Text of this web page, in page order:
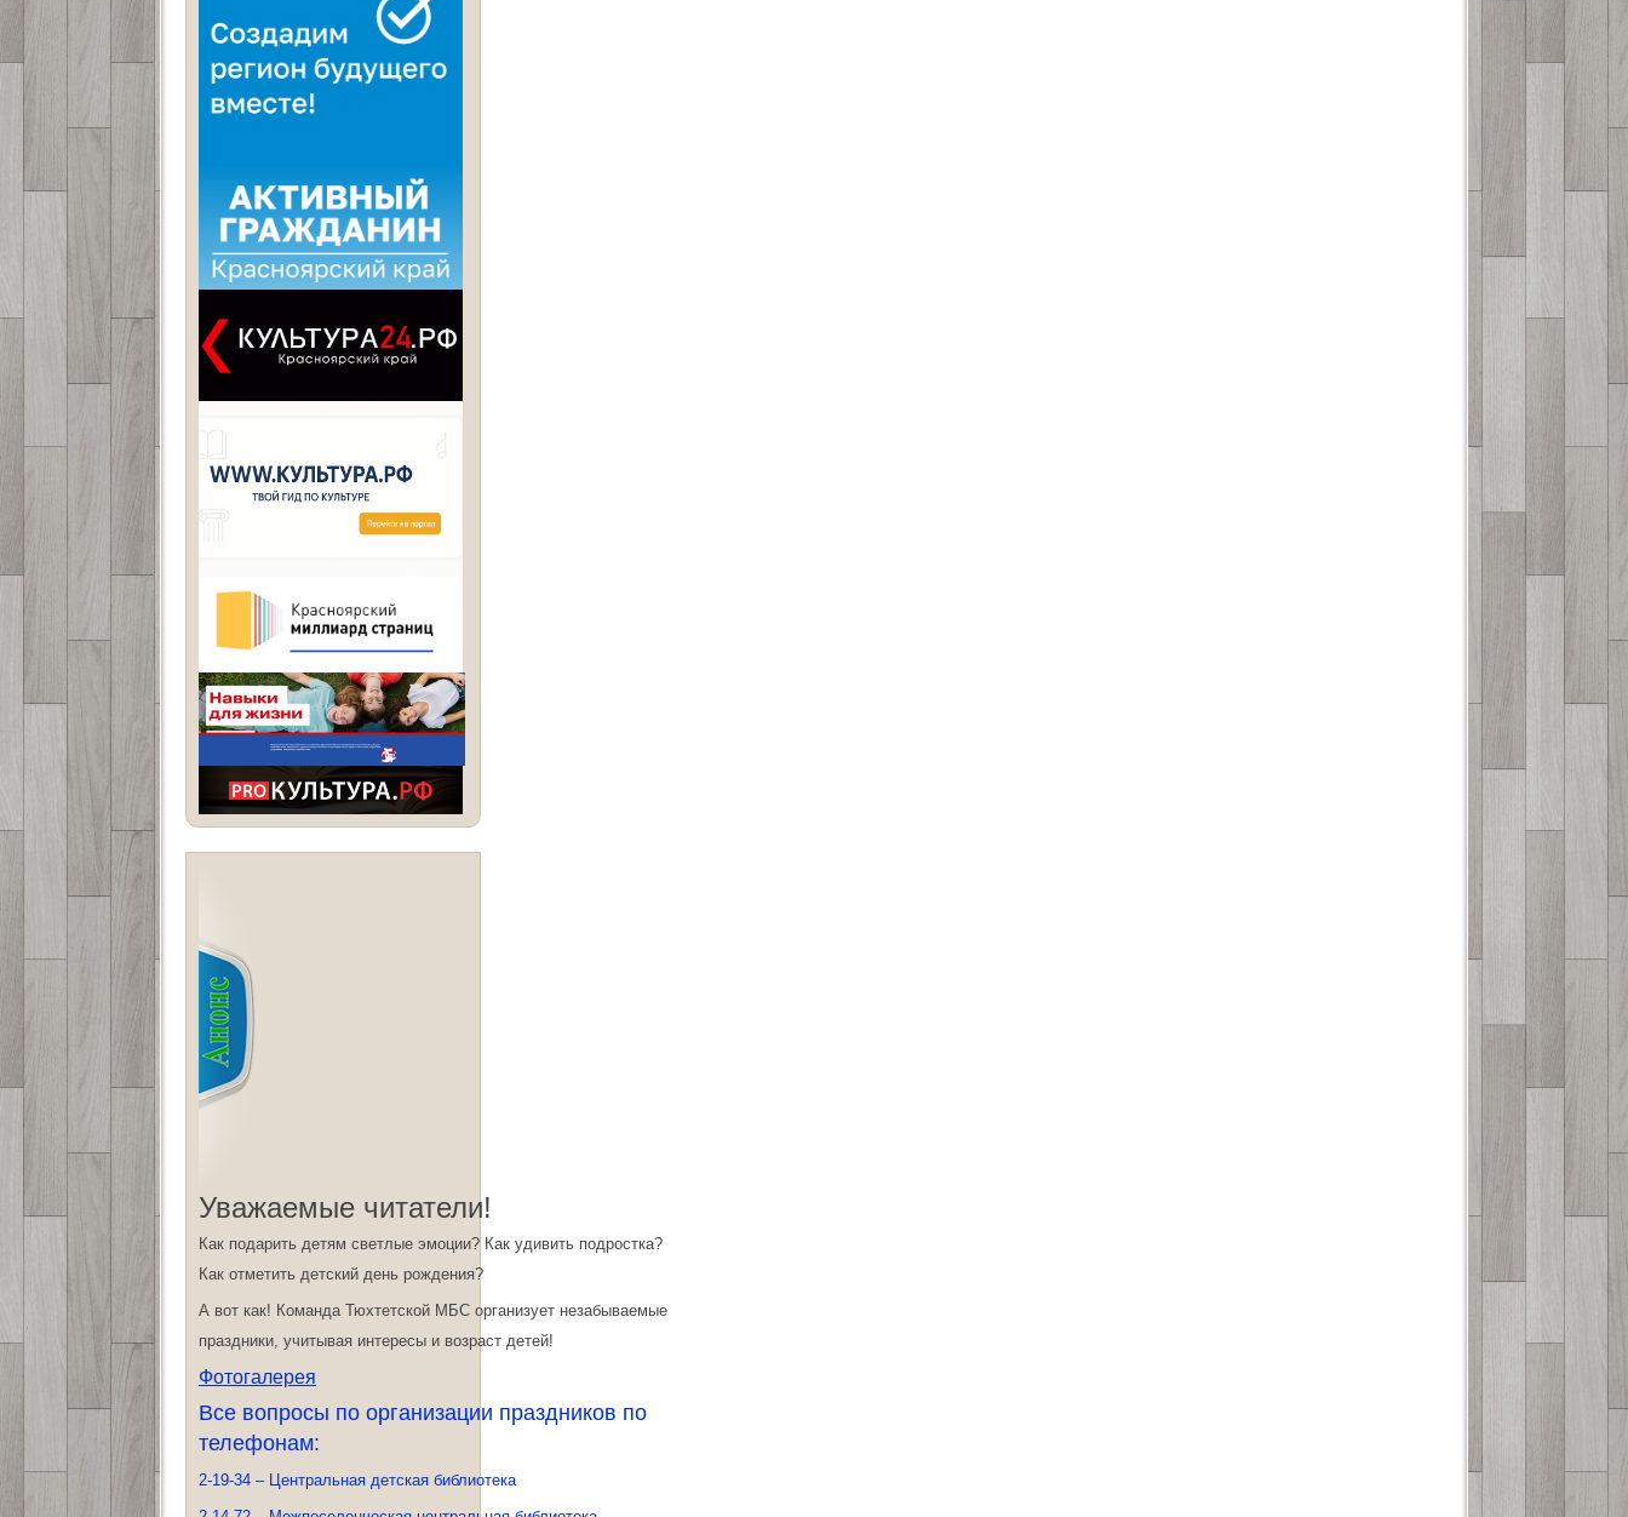
Уважаемые читатели!
Как подарить детям светлые эмоции? Как удивить подростка?
Как отметить детский день рождения?
А вот как! Команда Тюхтетской МБС организует незабываемые
праздники, учитывая интересы и возраст детей!
Фотогалерея
Все вопросы по организации праздников по
телефонам:
2-19-34 – Центральная детская библиотека